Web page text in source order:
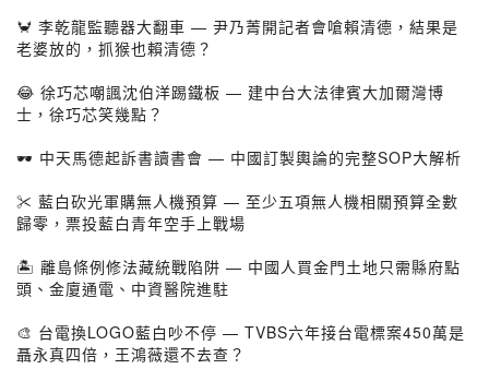
🦀 李乾龍監聽器大翻車 — 尹乃菁開記者會嗆賴清德，結果是
老婆放的，抓猴也賴清德？
😂 徐巧芯嘲諷沈伯洋踢鐵板 — 建中台大法律賓大加爾灣博
士，徐巧芯笑幾點？
🕶️ 中天馬德起訴書讀書會 — 中國訂製輿論的完整SOP大解析
✂️ 藍白砍光軍購無人機預算 — 至少五項無人機相關預算全數
歸零，票投藍白青年空手上戰場
🏝️ 離島條例修法藏統戰陷阱 — 中國人買金門土地只需縣府點
頭、金廈通電、中資醫院進駐
🎨 台電換LOGO藍白吵不停 — TVBS六年接台電標案450萬是
聶永真四倍，王鴻薇還不去查？